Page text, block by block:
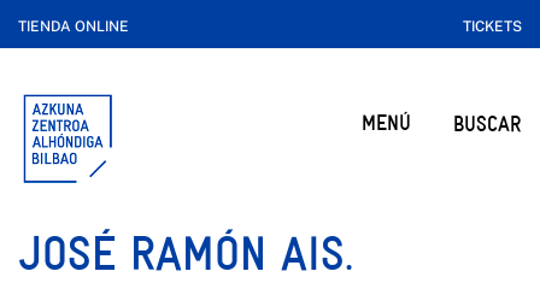
TIENDA ONLINE TICKETS
MENÚ BUSCAR
JOSÉ RAMÓN AIS.